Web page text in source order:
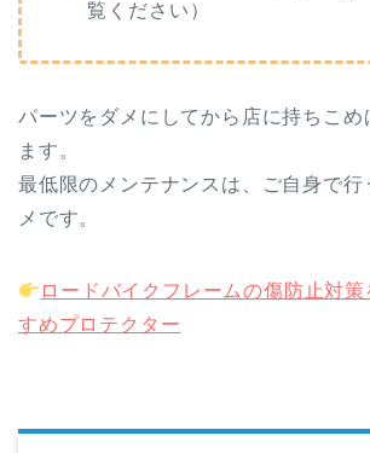
覧ください）
パーツをダメにしてから店に持ちこめ
ます。
最低限のメンテナンスは、ご自身で行
メです。
ロードバイクフレームの傷防止対
すめプロテクター